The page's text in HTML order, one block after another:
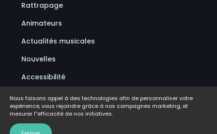
Rattrapage
Animateurs
Actualités musicales
Nouvelles
Accessibilité
Politique de confidentialité
Conditions d'utilisation
FAQ
Nous faisons appel à des technologies afin de personnaliser votre
expérience, vous rejoindre grâce à nos campagnes marketing, et
mesurer l''efficacité de nos initiatives.